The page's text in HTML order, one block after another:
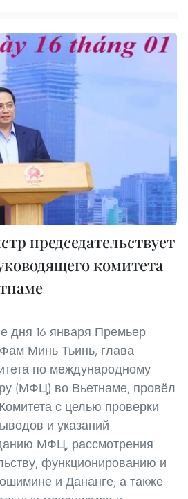
председательствует
комитета
дня 16 января Премьер-
Минь Тьинь, глава
по международному
(МФЦ) во Вьетнаме, провёл
с целью проверки
и указаний
МФЦ; рассмотрения
функционированию и
и Дананге; а также